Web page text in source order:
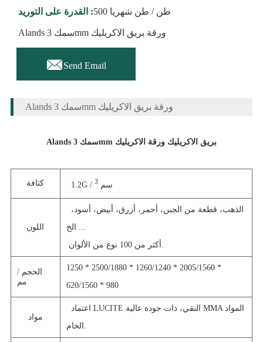
القدرة على التوريد : 500 طن / طن شهريا
Alands سمك 3mm ورقة بريق الاكريليك
Send Email
Alands سمك 3mm ورقة بريق الاكريليك
Alands سمك 3mm بريق الاكريليك ورقة الاكريليك
كثافة 1.2G / سم3
اللون
الخ ...
أكثر من 100 نوع من الألوان.
الحجم /
مم
1250 * 2500/1880 * 1260/1240 * 2005/1560 *
620/1560 * 980
مواد
الخام.